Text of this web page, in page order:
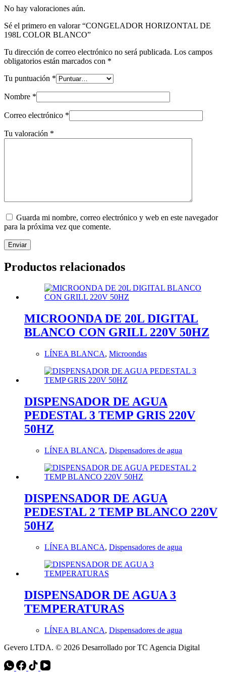
No hay valoraciones aún.
Sé el primero en valorar “CONGELADOR HORIZONTAL DE
198L COLOR BLANCO”
Tu dirección de correo electrónico no será publicada. Los campos
obligatorios están marcados con *
Tu puntuación *
Nombre *
Correo electrónico *
Tu valoración *
Guarda mi nombre, correo electrónico y web en este navegador
para la próxima vez que comente.
Enviar
Productos relacionados
MICROONDA DE 20L DIGITAL
BLANCO CON GRILL 220V 50HZ
LÍNEA BLANCA, Microondas
DISPENSADOR DE AGUA
PEDESTAL 3 TEMP GRIS 220V
50HZ
LÍNEA BLANCA, Dispensadores de agua
DISPENSADOR DE AGUA
PEDESTAL 2 TEMP BLANCO 220V
50HZ
LÍNEA BLANCA, Dispensadores de agua
DISPENSADOR DE AGUA 3
TEMPERATURAS
LÍNEA BLANCA, Dispensadores de agua
Gevero LTDA. © 2026 Desarrollado por TC Agencia Digital